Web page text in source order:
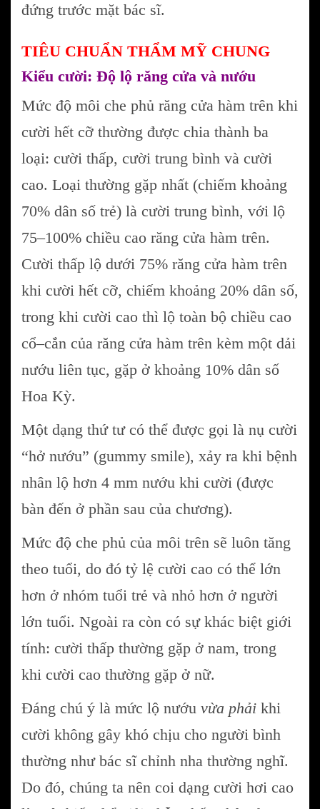
đứng trước mặt bác sĩ.
TIÊU CHUẨN THẨM MỸ CHUNG
Kiểu cười: Độ lộ răng cửa và nướu
Mức độ môi che phủ răng cửa hàm trên khi
cười hết cỡ thường được chia thành ba
loại: cười thấp, cười trung bình và cười
cao. Loại thường gặp nhất (chiếm khoảng
70% dân số trẻ) là cười trung bình, với lộ
75–100% chiều cao răng cửa hàm trên.
Cười thấp lộ dưới 75% răng cửa hàm trên
khi cười hết cỡ, chiếm khoảng 20% dân số,
trong khi cười cao thì lộ toàn bộ chiều cao
cổ–cắn của răng cửa hàm trên kèm một dải
nướu liên tục, gặp ở khoảng 10% dân số
Hoa Kỳ.
Một dạng thứ tư có thể được gọi là nụ cười
“hở nướu” (gummy smile), xảy ra khi bệnh
nhân lộ hơn 4 mm nướu khi cười (được
bàn đến ở phần sau của chương).
Mức độ che phủ của môi trên sẽ luôn tăng
theo tuổi, do đó tỷ lệ cười cao có thể lớn
hơn ở nhóm tuổi trẻ và nhỏ hơn ở người
lớn tuổi. Ngoài ra còn có sự khác biệt giới
tính: cười thấp thường gặp ở nam, trong
khi cười cao thường gặp ở nữ.
Đáng chú ý là mức lộ nướu vừa phải khi
cười không gây khó chịu cho người bình
thường như bác sĩ chỉnh nha thường nghĩ.
Do đó, chúng ta nên coi dạng cười hơi cao